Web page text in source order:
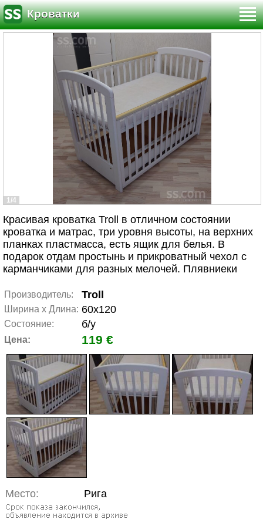
Кроватки
1/4
Красивая кроватка Troll в отличном состоянии
кроватка и матрас, три уровня высоты, на верхних
планках пластмасса, есть ящик для белья. В
подарок отдам простынь и прикроватный чехол с
карманчиками для разных мелочей. Плявниеки
Производитель: Troll
Ширина x Длина: 60x120
Состояние: б/у
Цена: 119 €
Место: Рига